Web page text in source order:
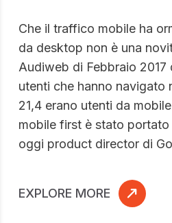
Che il traffico mobile ha
da desktop non è una
Audiweb di Febbraio 2017
utenti che hanno navigato
21,4 erano utenti da
mobile first è stato
oggi product director di
EXPLORE MORE